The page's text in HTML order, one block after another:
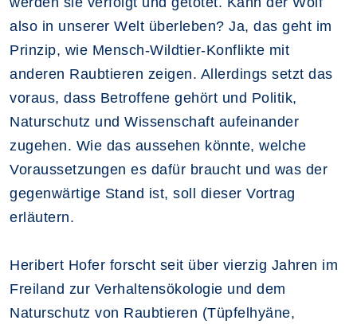
also in unserer Welt überleben? Ja, das geht im
Prinzip, wie Mensch-Wildtier-Konflikte mit
anderen Raubtieren zeigen. Allerdings setzt das
voraus, dass Betroffene gehört und Politik,
Naturschutz und Wissenschaft aufeinander
zugehen. Wie das aussehen könnte, welche
Voraussetzungen es dafür braucht und was der
gegenwärtige Stand ist, soll dieser Vortrag
erläutern.
Heribert Hofer forscht seit über vierzig Jahren im
Freiland zur Verhaltensökologie und dem
Naturschutz von Raubtieren (Tüpfelhyäne,